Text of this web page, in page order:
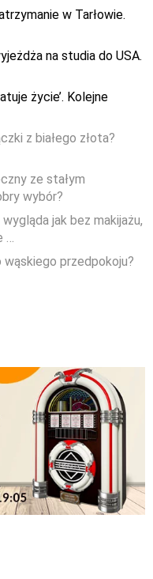
w Tarłowie.
na studia do USA.
życie’. Kolejne
z białego złota?
ze stałym
wybór?
jak bez makijażu,
…
przedpokoju?